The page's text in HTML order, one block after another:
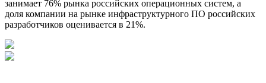
занимает 76% рынка российских операционных систем, а
доля компании на рынке инфраструктурного ПО российских
разработчиков оценивается в 21%.